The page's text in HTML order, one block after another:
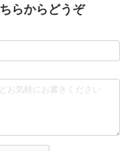
らからどうぞ